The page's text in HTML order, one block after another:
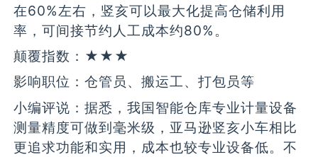
在60%左右，竖亥可以最大化提高仓储利用
率，可间接节约人工成本约80%。
颠覆指数：★★★
影响职位：仓管员、搬运工、打包员等
小编评说：据悉，我国智能仓库专业计量设备
测量精度可做到毫米级，亚马逊竖亥小车相比
更追求功能和实用，成本也较专业设备低。不